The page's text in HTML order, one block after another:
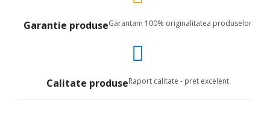
Garantie produseGarantam 100% originalitatea produselor
Calitate produseRaport calitate - pret excelent